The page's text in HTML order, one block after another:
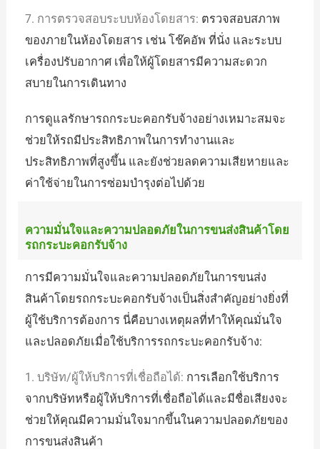
7. การตรวจสอบระบบห้องโดยสาร: ตรวจสอบสภาพ
ของภายในห้องโดยสาร เช่น โช๊คอัพ ที่นั่ง และระบบ
เครื่องปรับอากาศ เพื่อให้ผู้โดยสารมีความสะดวก
สบายในการเดินทาง
การดูแลรักษารถกระบะคอกรับจ้างอย่างเหมาะสมจะ
ช่วยให้รถมีประสิทธิภาพในการทำงานและ
ประสิทธิภาพที่สูงขึ้น และยังช่วยลดความเสียหายและ
ค่าใช้จ่ายในการซ่อมบำรุงต่อไปด้วย
ความมั่นใจและความปลอดภัยในการขนส่งสินค้าโดย
รถกระบะคอกรับจ้าง
การมีความมั่นใจและความปลอดภัยในการขนส่ง
สินค้าโดยรถกระบะคอกรับจ้างเป็นสิ่งสำคัญอย่างยิ่งที่
ผู้ใช้บริการต้องการ นี่คือบางเหตุผลที่ทำให้คุณมั่นใจ
และปลอดภัยเมื่อใช้บริการรถกระบะคอกรับจ้าง:
1. บริษัท/ผู้ให้บริการที่เชื่อถือได้: การเลือกใช้บริการ
จากบริษัทหรือผู้ให้บริการที่เชื่อถือได้และมีชื่อเสียงจะ
ช่วยให้คุณมีความมั่นใจมากขึ้นในความปลอดภัยของ
การขนส่งสินค้า